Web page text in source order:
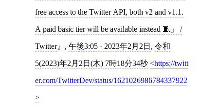
free access to the Twitter API, both v2 and v1.1.
A paid basic tier will be available instead 🧵」 /
Twitter , 午後3:05 · 2023年2月2日 , 令和
5(2023)年2月2日(木) 7時18分34秒 https://twitt
er.com/TwitterDev/status/1621026986784337922